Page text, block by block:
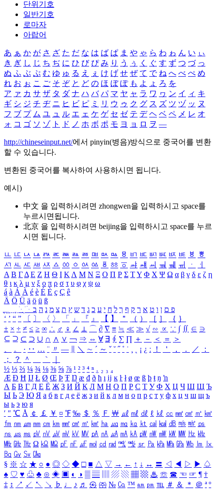
단위기호
일반기호
로마자
아랍어
あ ぁ か が さ ざ た だ な は ば ぱ ま や ゃ ら わ ゎ ん い ぃ
き ぎ し じ ち ぢ に ひ び ぴ み り う ぅ く ぐ す ず つ づ っ
ぬ ふ ぶ ぷ む ゆ ゅ る え ぇ け げ せ ぜ て で ね へ べ ぺ め
れ お ぉ こ ご そ ぞ と ど の ほ ぼ ぽ も よ ょ ろ を
ア ァ カ サ ザ タ ダ ナ ハ バ パ マ ヤ ャ ラ ワ ヮ ン イ ィ キ
ギ シ ジ チ ヂ ニ ヒ ビ ピ ミ リ ウ ゥ ク グ ス ズ ツ ヅ ッ ヌ
フ ブ プ ム ユ ュ ル エ ェ ケ ゲ セ ゼ テ デ ヘ ベ ペ メ レ オ
ォ コ ゴ ソ ゾ ト ド ノ ホ ボ ポ モ ヨ ョ ロ ヲ ―
http://chineseinput.net/에서 pinyin(병음)방식으로 중국어를 변환
할 수 있습니다.
변환된 중국어를 복사하여 사용하시면 됩니다.
예시)
中文 을 입력하시려면 zhongwen을 입력하시고 space를
누르시면됩니다.
北京 을 입력하시려면 beijing을 입력하시고 space를 누르
시면 됩니다.
ㅥ ㅦ ㅧ ㅨ ㅩ ㅪ ㅫ ㅬ ㅭ ㅮ ㅯ ㅰ ㅱ ㅲ ㅳ ㅴ ㅵ ㅶ ㅷ ㅸ
ㅹ
ㅺ ㅻ ㅼ ㅽ ㅾ ㅿ ㆀ ㆁ ㆂ ㆃ ㆄ ㆅ ㆆ ㆇ ㆈ ㆉ ㆊ ㆋ ㆌ ㆍ
ㆎ
Α Β ΓΔ Ε Ζ Η Θ Ι ΚΛ Μ Ν Ξ Ο Π Ρ Σ ΤΥ Φ Χ Ψ Ω α β γ δ ε ζ η
θ ι κ λ μ ν ξ ο π ρ σ τ υ φ χ ψ ω
á à Á À é è É È ç Ç ê
Ä Ö Ü ä ö ü ß
ִֶֹ ֻּ ׁׂ פ ם ן ו ט א ר ק ף ך ל ח י ע כ ג ד ש ץ ת צ מ נ ה ב
‘ ’ “ ” 〔 〕 〈 〉 「 」 『 』 【 】 ＂ （ ） ［ ］ ｛ ｝
± × ÷ ≠ ≤ ≥ ∞ ∴ ♂ ♀ ∠ ⊥ ⌒ ∂ ∇ ≡ ≒ ≪ ≫ √ ∽ ∝ ∵ ∫ ∬ ∈ ∋
⊆ ⊇ ⊂ ⊃ ∪ ∩ ∧ ∨ ￢ ⇒ ⇔ ∀ ∃ ∮ ∑ ∏ ＋ － ＜ ＝
＞
、
。 · ‥ … ¨ 〃 ― ＼ ∼ ´ ～ ˇ ˘ ˝ ˚ ˙ ¸ ¡ ¿ ː ！ ＇ ， ． ／
：
；
？ ＾ ｀
½ ⅓ ⅔ ¼ ¾ ⅛ ⅜ ⅝ ⅞ ¹ ² ³ ⁴ ⁿ ₁ ₂ ₃ ₄
Æ Ð Ħ Ĳ Ł Ø Œ Þ Ŧ Ŋ æ đ ð ħ ı ĳ ĸ ŀ ł ø œ ß þ ŧ ŋ ŉ
А Б В Г Д Е Ё Ж З И Й К Л М Н О П Р С Т У Ф Х Ц Ч Ш Щ Ъ
Ы Ь Э Ю Я а б в г д е ё ж з и й к л м н о п р с т у ф х ц ч ш щ ъ
ы ь э ю я
′ ″ ℃ Å ￠ ￡ ￥ ¤ ℉ ‰ ＄ ％ Ｆ ￦ ㎕ ㎖ ㎗ ℓ ㎘ ㏄ ㎣ ㎤ ㎥ ㎦
㎙ ㎚ ㎛ ㎜ ㎝ ㎞ ㎟ ㎠ ㎡ ㎢ ㏊ ㎍ ㎎ ㎏ ㏏ ㎈ ㎉ ㏈ ㎧ ㎨ ㎰
㎱ ㎲ ㎳ ㎴ ㎵ ㎶ ㎷ ㎸ ㎹ ㎀ ㎁ ㎂ ㎃ ㎄ ㎺ ㎻ ㎽ ㎾ ㎿ ㎐ ㎑
㎒ ㎓ ㎔ Ω ㏀ ㏁ ㎊ ㎋ ㎌ ㏖ ㏅ ㎭ ㎮ ㎯ ㏛ ㎩ ㎪ ㎫ ㎬ ㏝ ㏐
㏓
㏃ ㏉ ㏜ ㏆
§ ※ ☆ ★ ○ ● ◎ ◇ ◆ □ ■ △ ▽ → ← ↑ ↓ ↔ 〓 ◁ ◀ ▷ ▶ ♤
♠ ♡ ♥ ♧ ♣ ⊙ ◈ ▣ ◐ ◑ ▒ ▤ ▨ ▧ ▦ ▩ ♨ ☏ ☎ ☜ ☞ ¶ †
‡ ↕ ↗ ↙ ↖ ↘ ♭ ♩ ♪ ♬ ㉿ ㈜ № ㏇ ™ ㏂ ㏘ ℡ ＃ ＆ ＊ ＠ ª º